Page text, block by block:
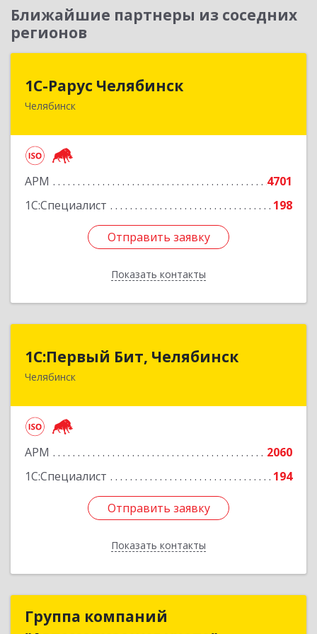
Ближайшие партнеры из соседних
регионов
1С-Рарус Челябинск
Челябинск
АРМ
4701
1С:Специалист
198
Отправить заявку
Показать контакты
1С-Рарус Челябинск
454091, Челябинская обл, Челябинск г, Труда ул,
Отправить заявку
Назад
1С:Первый Бит, Челябинск
Челябинск
АРМ
2060
1С:Специалист
194
Отправить заявку
Показать контакты
1С:Первый Бит, Челябинск
Отправить заявку
Назад
Группа компанийГруппа компаний